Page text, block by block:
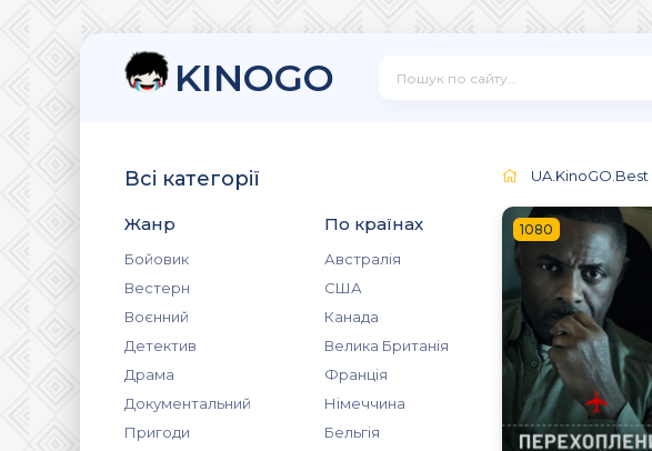
KINOGO
Всі категорії
Жанр
Бойовик
Вестерн
Воєнний
Детектив
Драма
Документальний
Пригоди
По країнах
Австралія
США
Канада
Велика Британія
Франція
Німеччина
Бельгія
UA.KinoGO.Best
1080